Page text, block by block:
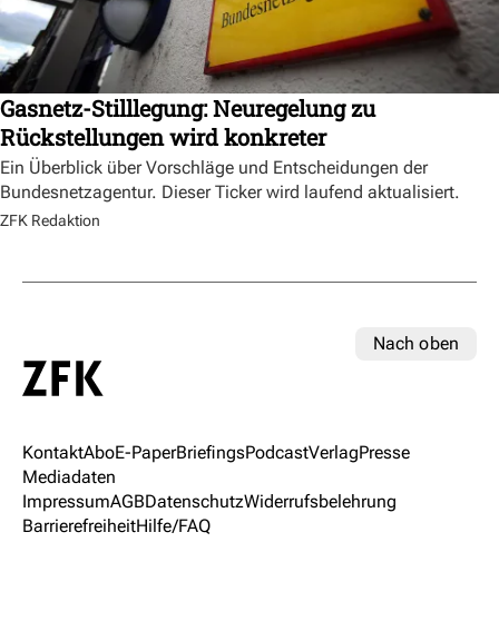
Gasnetz-Stilllegung: Neuregelung zu
Rückstellungen wird konkreter
Ein Überblick über Vorschläge und Entscheidungen der
Bundesnetzagentur. Dieser Ticker wird laufend aktualisiert.
ZFK Redaktion
Nach oben
KontaktAboE-PaperBriefingsPodcastVerlagPresse
Mediadaten
ImpressumAGBDatenschutzWiderrufsbelehrung
BarrierefreiheitHilfe/FAQ